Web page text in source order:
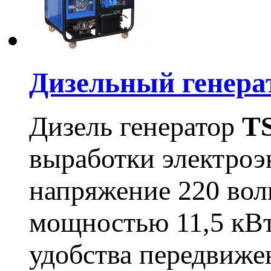
Дизельный
Дизель генератор
выработки
напряжение 220
мощностью 11,5
удобства